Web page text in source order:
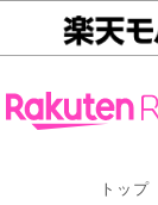
トップ